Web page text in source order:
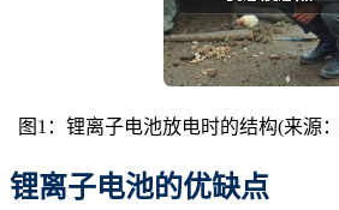
图1：锂离子电池放电时的结构(来源
锂离子电池的优缺点